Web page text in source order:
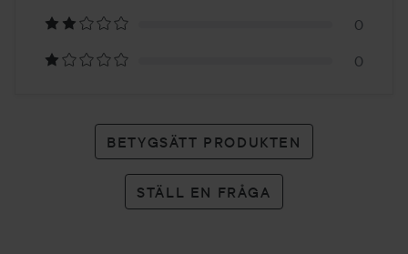
betyg
0
0
BETYGSÄTT PRODUKTEN
STÄLL EN FRÅGA